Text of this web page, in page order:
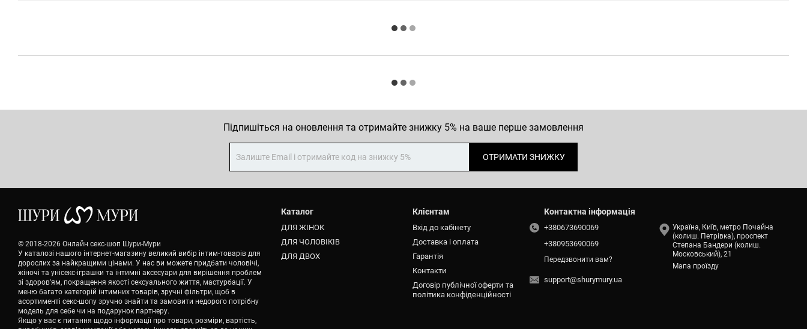
Підпишіться на оновлення та отримайте знижку 5% на ваше перше замовлення
ОТРИМАТИ ЗНИЖКУ
© 2018-2026 Онлайн секс-шоп Шури-Мури
У каталозі нашого інтернет-магазину великий вибір інтим-товарів для
дорослих за найкращими цінами. У нас ви можете придбати чоловічі,
жіночі та унісекс-іграшки та інтимні аксесуари для вирішення проблем
зі здоров'ям, покращення якості сексуального життя, мастурбації. У
меню багато категорій інтимних товарів, зручні фільтри, щоб в
асортименті секс-шопу зручно знайти та замовити недорого потрібну
модель для себе чи на подарунок партнеру.
Якщо у вас є питання щодо інформації про товари, розміри, вартість,
Каталог
ДЛЯ ЖІНОК
ДЛЯ ЧОЛОВІКІВ
ДЛЯ ДВОХ
Клієнтам
Вхід до кабінету
Доставка і оплата
Гарантія
Контакти
Договір публічної оферти та
політика конфіденційності
Контактна інформація
+380673690069
+380953690069
Передзвонити вам?
support@shurymury.ua
Україна, Київ, метро Почайна
(колиш. Петрівка), проспект
Степана Бандери (колиш.
Московський), 21
Мапа проїзду